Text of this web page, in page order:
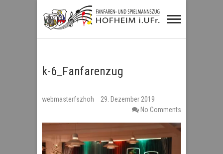
Fanfaren- und
Spielmannszug
k-6_Fanfarenzug
webmasterfszhoh
29. Dezember 2019
No Comments